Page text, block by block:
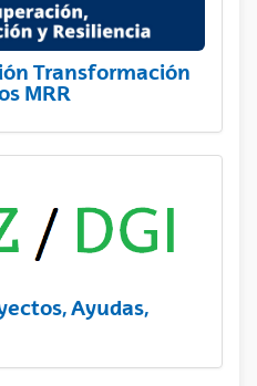
Transformación
MRR
Ayudas,